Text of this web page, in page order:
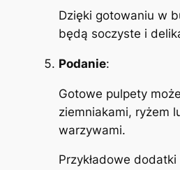
Dzięki gotowaniu w
będą soczyste i
Podanie:
Gotowe pulpety
ziemniakami, ryżem
warzywami.
Przykładowe